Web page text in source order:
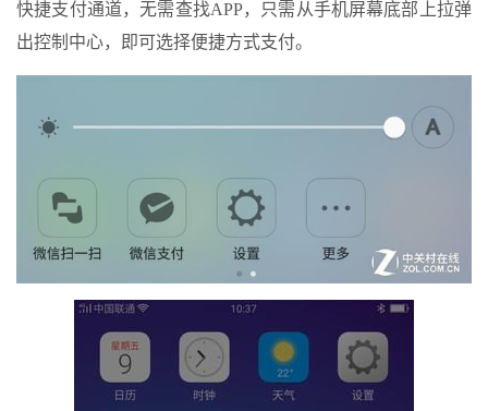
快捷支付通道，无需查找APP，只需从手机屏幕底部上拉弹
出控制中心，即可选择便捷方式支付。